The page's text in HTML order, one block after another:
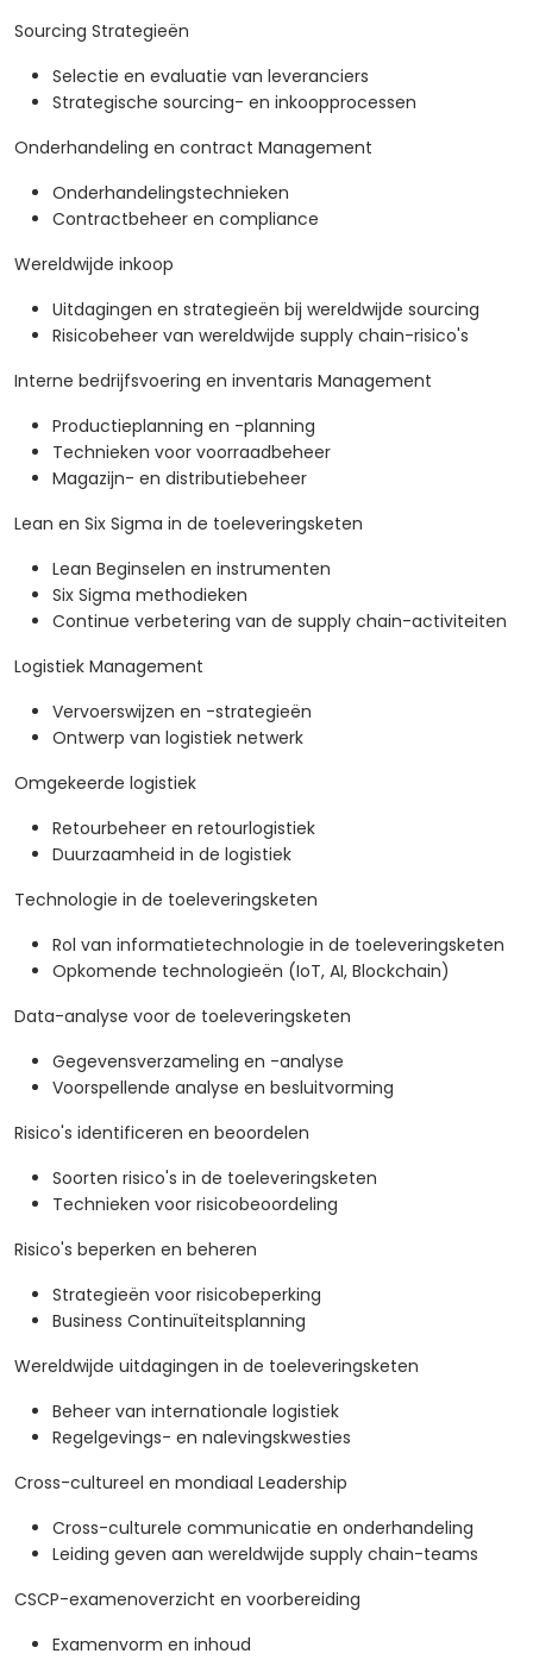
Sourcing Strategieën
Selectie en evaluatie van leveranciers
Strategische sourcing- en inkoopprocessen
Onderhandeling en contract Management
Onderhandelingstechnieken
Contractbeheer en compliance
Wereldwijde inkoop
Uitdagingen en strategieën bij wereldwijde sourcing
Risicobeheer van wereldwijde supply chain-risico's
Interne bedrijfsvoering en inventaris Management
Productieplanning en -planning
Technieken voor voorraadbeheer
Magazijn- en distributiebeheer
Lean en Six Sigma in de toeleveringsketen
Lean Beginselen en instrumenten
Six Sigma methodieken
Continue verbetering van de supply chain-activiteiten
Logistiek Management
Vervoerswijzen en -strategieën
Ontwerp van logistiek netwerk
Omgekeerde logistiek
Retourbeheer en retourlogistiek
Duurzaamheid in de logistiek
Technologie in de toeleveringsketen
Rol van informatietechnologie in de toeleveringsketen
Opkomende technologieën (IoT, AI, Blockchain)
Data-analyse voor de toeleveringsketen
Gegevensverzameling en -analyse
Voorspellende analyse en besluitvorming
Risico's identificeren en beoordelen
Soorten risico's in de toeleveringsketen
Technieken voor risicobeoordeling
Risico's beperken en beheren
Strategieën voor risicobeperking
Business Continuïteitsplanning
Wereldwijde uitdagingen in de toeleveringsketen
Beheer van internationale logistiek
Regelgevings- en nalevingskwesties
Cross-cultureel en mondiaal Leadership
Cross-culturele communicatie en onderhandeling
Leiding geven aan wereldwijde supply chain-teams
CSCP-examenoverzicht en voorbereiding
Examenvorm en inhoud